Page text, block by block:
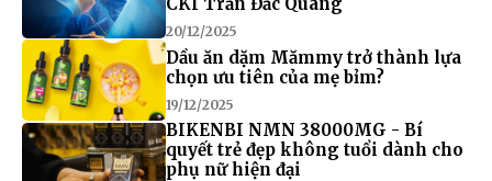
20/12/2025
Dầu ăn dặm Mămmy trở thành lựa
chọn ưu tiên của mẹ bỉm?
19/12/2025
BIKENBI NMN 38000MG - Bí
quyết trẻ đẹp không tuổi dành cho
phụ nữ hiện đại